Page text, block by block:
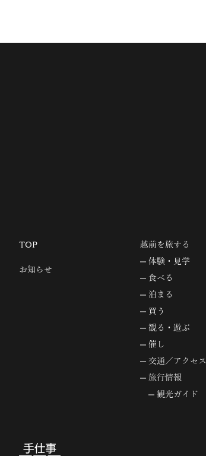
TOP
お知らせ
越前を旅する
体験・見学
食べる
泊まる
買う
観る・遊ぶ
催し
交通／アクセス
旅行情報
観光ガイド